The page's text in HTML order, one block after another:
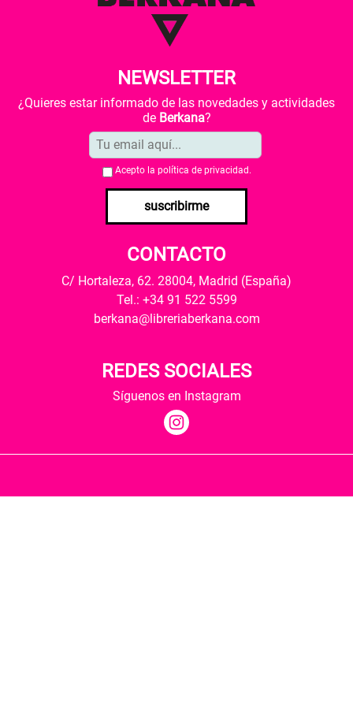
NEWSLETTER
¿Quieres estar informado de las novedades y actividades
de Berkana?
Acepto la política de privacidad .
suscribirme
CONTACTO
C/ Hortaleza, 62. 28004, Madrid (España)
Tel.: +34 91 522 5599
berkana@libreriaberkana.com
REDES SOCIALES
Síguenos en Instagram